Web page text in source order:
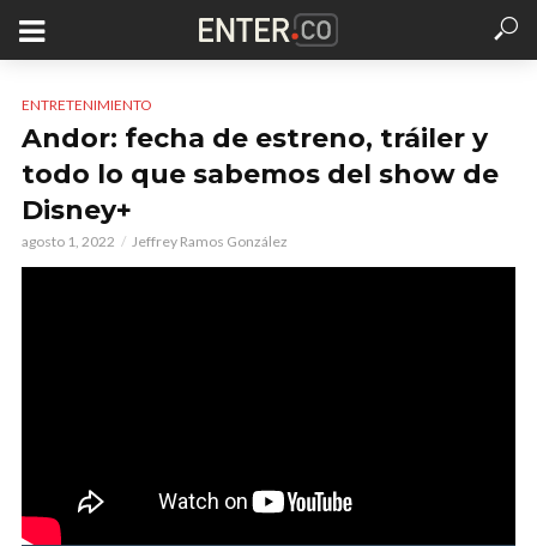
ENTRETENIMIENTO
Andor: fecha de estreno, tráiler y
todo lo que sabemos del show de
Disney+
agosto 1, 2022 Jeffrey Ramos González